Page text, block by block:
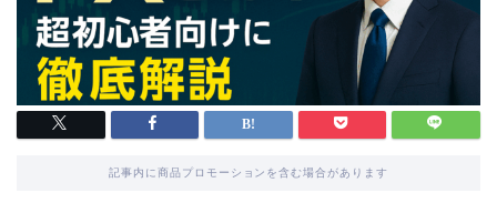
記事内に商品プロモーションを含む場合があります